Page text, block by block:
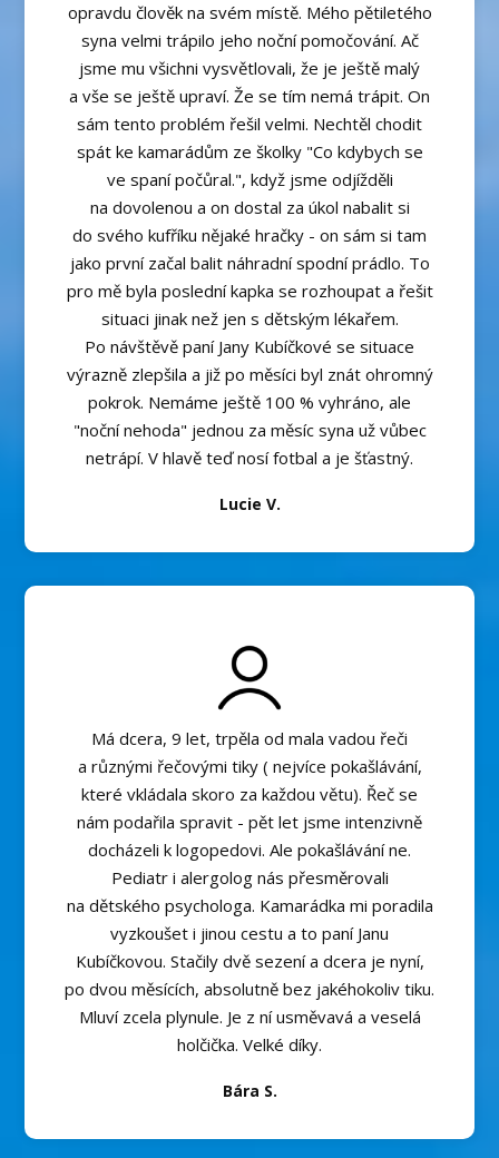
opravdu člověk na svém místě. Mého pětiletého
syna velmi trápilo jeho noční pomočování. Ač
jsme mu všichni vysvětlovali, že je ještě malý
a vše se ještě upraví. Že se tím nemá trápit. On
sám tento problém řešil velmi. Nechtěl chodit
spát ke kamarádům ze školky "Co kdybych se
ve spaní počůral.", když jsme odjížděli
na dovolenou a on dostal za úkol nabalit si
do svého kufříku nějaké hračky - on sám si tam
jako první začal balit náhradní spodní prádlo. To
pro mě byla poslední kapka se rozhoupat a řešit
situaci jinak než jen s dětským lékařem.
Po návštěvě paní Jany Kubíčkové se situace
výrazně zlepšila a již po měsíci byl znát ohromný
pokrok. Nemáme ještě 100 % vyhráno, ale
"noční nehoda" jednou za měsíc syna už vůbec
netrápí. V hlavě teď nosí fotbal a je šťastný.
Lucie V.
Má dcera, 9 let, trpěla od mala vadou řeči
a různými řečovými tiky ( nejvíce pokašlávání,
které vkládala skoro za každou větu). Řeč se
nám podařila spravit - pět let jsme intenzivně
docházeli k logopedovi. Ale pokašlávání ne.
Pediatr i alergolog nás přesměrovali
na dětského psychologa. Kamarádka mi poradila
vyzkoušet i jinou cestu a to paní Janu
Kubíčkovou. Stačily dvě sezení a dcera je nyní,
po dvou měsících, absolutně bez jakéhokoliv tiku.
Mluví zcela plynule. Je z ní usměvavá a veselá
holčička. Velké díky.
Bára S.